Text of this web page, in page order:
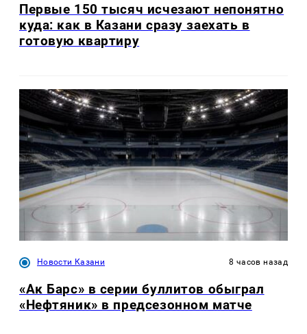
Первые 150 тысяч исчезают непонятно
куда: как в Казани сразу заехать в
готовую квартиру
Новости Казани 8 часов назад
«Ак Барс» в серии буллитов обыграл
«Нефтяник» в предсезонном матче